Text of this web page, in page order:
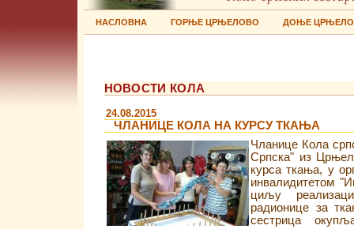
НАСЛОВНА ГОРЊЕ ЦРЊЕЛОВО ДОЊЕ
НОВОСТИ КОЛА
24.08.2015
ЧЛАНИЦЕ КОЛА НА КУРСУ ТКАЊА
Чланице Кола
Српска" из
курса ткања, у
инвалидитетом
циљу
радионице за
сестрица